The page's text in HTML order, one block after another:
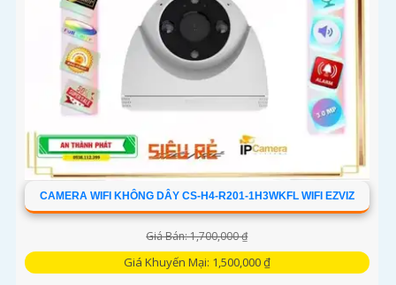
CAMERA WIFI KHÔNG DÂY CS-H4-R201-1H3WKFL WIFI EZVIZ
Giá Bán: 1,700,000 ₫
Giá Khuyến Mại: 1,500,000 ₫